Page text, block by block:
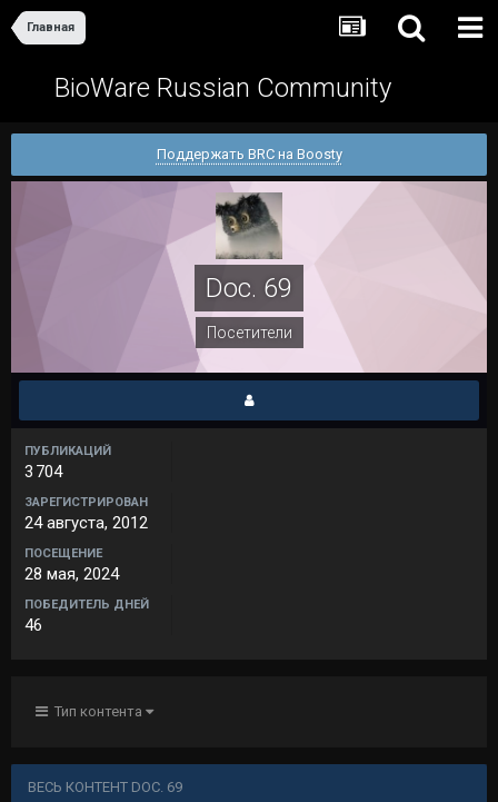
Главная
BioWare Russian Community
Поддержать BRC на Boosty
Doc. 69
Посетители
ПУБЛИКАЦИЙ
3 704
ЗАРЕГИСТРИРОВАН
24 августа, 2012
ПОСЕЩЕНИЕ
28 мая, 2024
ПОБЕДИТЕЛЬ ДНЕЙ
46
Тип контента
ВЕСЬ КОНТЕНТ DOC. 69